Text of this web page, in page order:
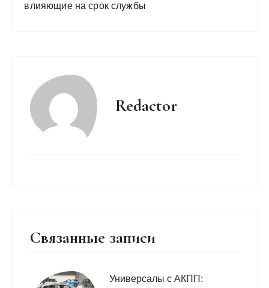
влияющие на срок службы
Redactor
Связанные записи
Универсалы с АКПП: